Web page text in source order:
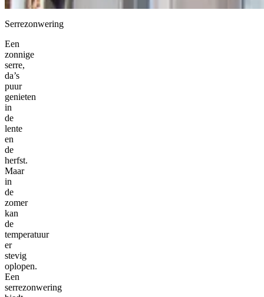
Serrezonwering
Een
zonnige
serre,
da’s
puur
genieten
in
de
lente
en
de
herfst.
Maar
in
de
zomer
kan
de
temperatuur
er
stevig
oplopen.
Een
serrezonwering